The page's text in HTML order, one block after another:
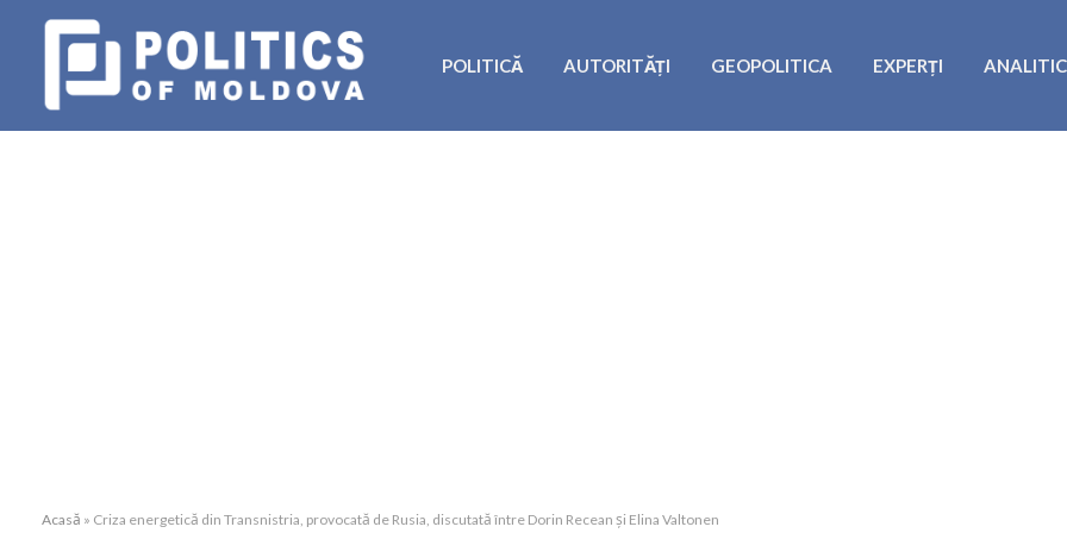
POLITICĂ AUTORITĂȚI GEOPOLITICA EXPERȚI
Acasă » Criza energetică din Transnistria, provocată de Rusia, discutată între Dorin Recean și Elina Valtonen